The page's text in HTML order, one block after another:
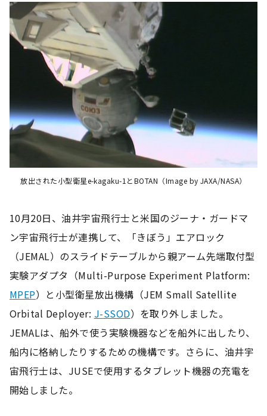
放出された小型衛星e-kagaku-1とBOTAN（Image by JAXA/NASA）
10月20日、油井宇宙飛行士と米国のジーナ・ガードマ
ン宇宙飛行士が連携して、「きぼう」エアロック
（JEMAL）のスライドテーブルから親アーム先端取付型
実験アダプタ（Multi-Purpose Experiment Platform:
MPEP）と小型衛星放出機構（JEM Small Satellite
Orbital Deployer: J-SSOD）を取り外しました。
JEMALは、船外で使う実験機器などを船外に出したり、
船内に格納したりするための機構です。さらに、油井宇
宙飛行士は、JUSEで使用するタブレット機器の充電を
開始しました。